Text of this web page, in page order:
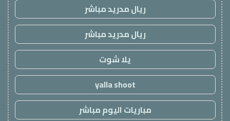
ريال مدريد مباشر
ريال مدريد مباشر
يلا شوت
yalla shoot
مباريات اليوم مباشر